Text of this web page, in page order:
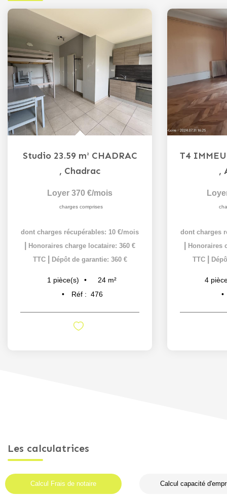
Studio 23.59 m² CHADRAC
, Chadrac
Loyer 370 €/mois
charges comprises
dont charges récupérables: 10 €/mois
Honoraires charge locataire: 360 €
TTC
Dépôt de garantie: 360 €
1 pièce(s) 24 m²
Réf : 476
,
dont charges
Honoraires
TTC
4
Les calculatrices
Calcul Frais de notaire Calcul capacité